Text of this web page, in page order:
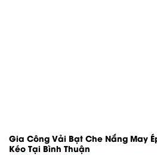
Gia Công Vải Bạt Che Nắng May
Kéo Tại Bình Thuận